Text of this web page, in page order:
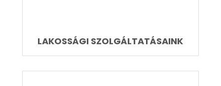
LAKOSSÁGI SZOLGÁLTATÁSAINK